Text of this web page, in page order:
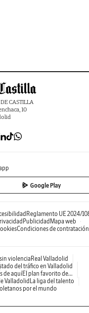
CASTILLA
10
Google Play
Reglamento UE 2024/
Publicidad Mapa web
Condiciones de contratación
violenciaReal Valladolid
del tráfico en Valladolid
de aquíEl plan favorito de...
Valladolid La liga del talento
por el mundo